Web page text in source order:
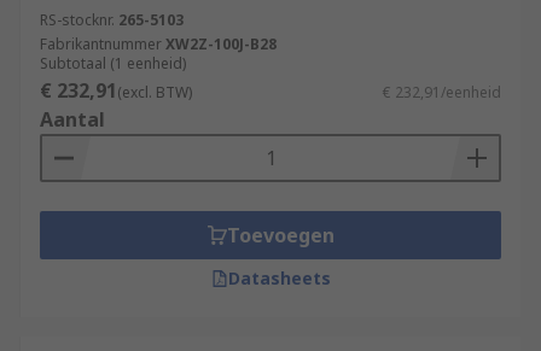
RS-stocknr. 265-5103
FabrikantnummerXW2Z-100J-B28
Subtotaal (1 eenheid)
€ 232,91(excl. BTW) € 232,91/eenheid
Aantal
Toevoegen
Datasheets